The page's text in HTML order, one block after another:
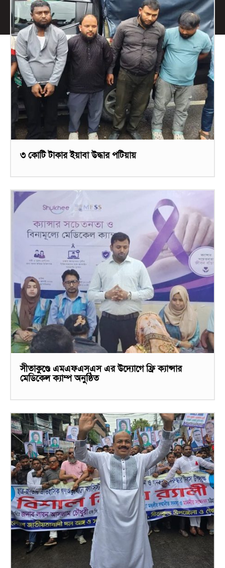
৩ কোটি টাকার ইয়াবা উদ্ধার পটিয়ায়
সীতাকুণ্ডে এমএফএসএস এর উদ্যোগে ফ্রি ক্যান্সার
মেডিকেল ক্যাম্প অনুষ্ঠিত